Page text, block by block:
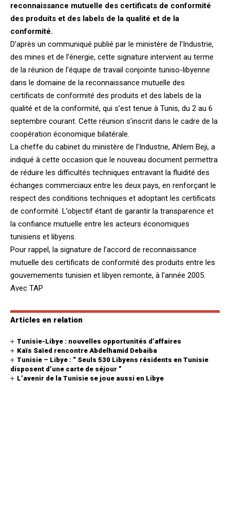
reconnaissance mutuelle des certificats de conformité
des produits et des labels de la qualité et de la
conformité.
D’après un communiqué publié par le ministère de l’Industrie,
des mines et de l’énergie, cette signature intervient au terme
de la réunion de l’équipe de travail conjointe tuniso-libyenne
dans le domaine de la reconnaissance mutuelle des
certificats de conformité des produits et des labels de la
qualité et de la conformité, qui s’est tenue à Tunis, du 2 au 6
septembre courant. Cette réunion s’inscrit dans le cadre de la
coopération économique bilatérale.
La cheffe du cabinet du ministère de l’Industrie, Ahlem Beji, a
indiqué à cette occasion que le nouveau document permettra
de réduire les difficultés techniques entravant la fluidité des
échanges commerciaux entre les deux pays, en renforçant le
respect des conditions techniques et adoptant les certificats
de conformité. L’objectif étant de garantir la transparence et
la confiance mutuelle entre les acteurs économiques
tunisiens et libyens.
Pour rappel, la signature de l’accord de reconnaissance
mutuelle des certificats de conformité des produits entre les
gouvernements tunisien et libyen remonte, à l’année 2005.
Avec TAP
Articles en relation
Tunisie-Libye : nouvelles opportunités d’affaires
Kaïs Saïed rencontre Abdelhamid Debaiba
Tunisie – Libye : “ Seuls 530 Libyens résidents en Tunisie
disposent d’une carte de séjour ”
L’avenir de la Tunisie se joue aussi en Libye